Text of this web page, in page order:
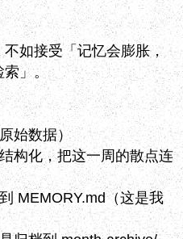
如接受「记忆会膨胀，
索」。
始数据）
构化，把这一周的散点连
MEMORY.md（这是我